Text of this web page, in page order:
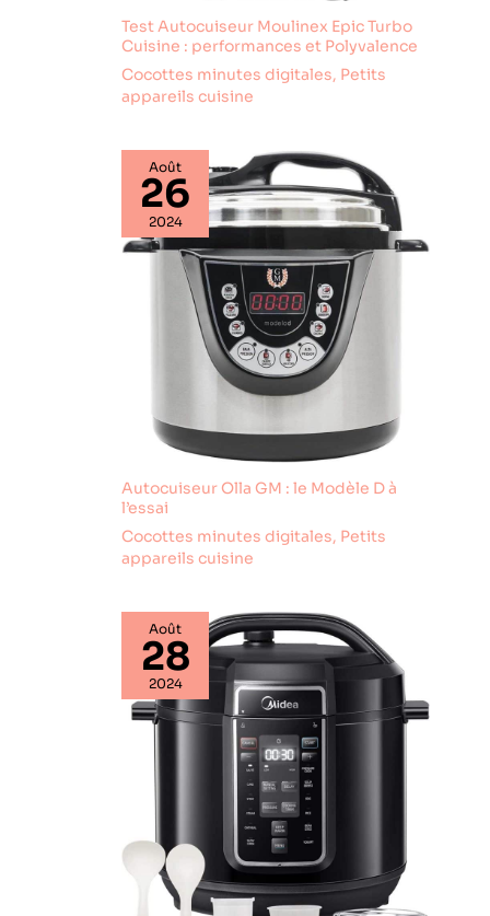
Test Autocuiseur Moulinex Epic Turbo
Cuisine : performances et Polyvalence
Cocottes minutes digitales, Petits
appareils cuisine
Août
26
2024
Autocuiseur Olla GM : le Modèle D à
l’essai
Cocottes minutes digitales, Petits
appareils cuisine
Août
28
2024